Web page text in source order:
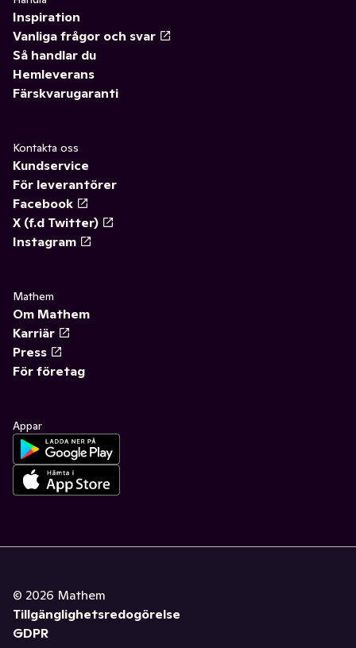
Inspiration
Vanliga frågor och svar
Så handlar du
Hemleverans
Färskvarugaranti
Kontakta oss
Kundservice
För leverantörer
Facebook
X (f.d Twitter)
Instagram
Mathem
Om Mathem
Karriär
Press
För företag
Appar
© 2026 Mathem
Tillgänglighetsredogörelse
GDPR